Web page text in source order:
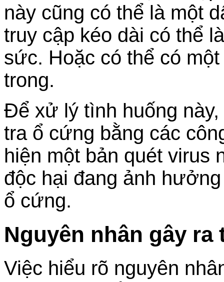
này cũng có thể là một
truy cập kéo dài có thể
sức. Hoặc có thể có
trong.
Để xử lý tình huống
tra ổ cứng bằng các
hiện một bản quét virus
độc hại đang ảnh
ổ cứng.
Nguyên nhân gây
Việc hiểu rõ nguyên